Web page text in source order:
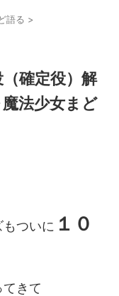
語る >
確定役）解
法少女まど
ついに １０
きて